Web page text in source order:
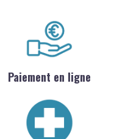
Paiement en ligne